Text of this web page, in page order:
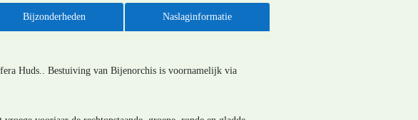
Bijzonderheden Naslaginformatie
Huds.. Bestuiving van Bijenorchis is voornamelijk via